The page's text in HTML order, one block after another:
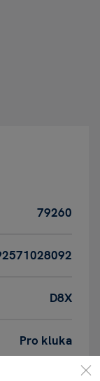
79260
D8X
Pro kluka